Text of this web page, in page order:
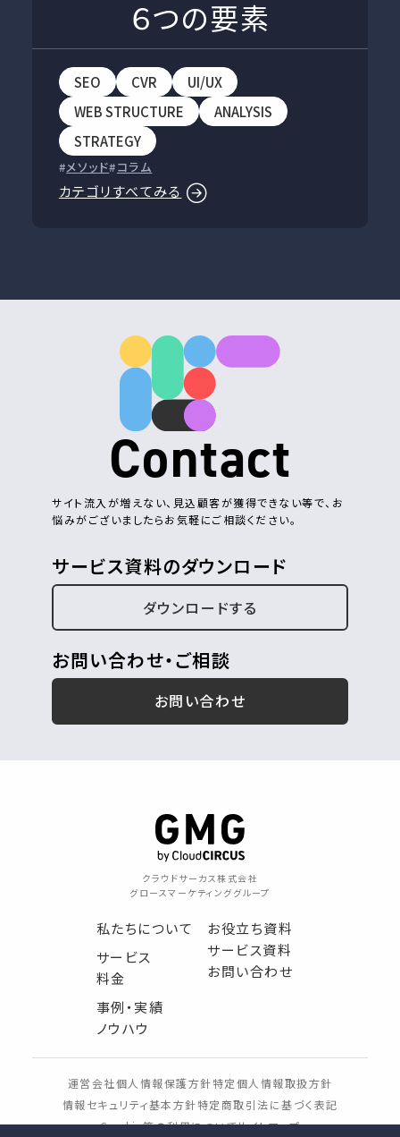
６つの要素
SEO CVR
UI/UX
WEB STRUCTURE
ANALYSIS
STRATEGY
メソッド コラム
カテゴリすべてみる
Contact
サイト流入が増えない、見込顧客が獲得できない等で、お
悩みがございましたらお気軽にご相談ください。
サービス資料のダウンロード
ダウンロードする
お問い合わせ・ご相談
お問い合わせ
クラウドサーカス株式会社
グロースマーケティンググループ
私たちについて
サービス
料金
事例・実績
ノウハウ
お役立ち資料
サービス資料
お問い合わせ
運営会社個人情報保護方針特定個人情報取扱方針
情報セキュリティ基本方針特定商取引法に基づく表記
Cookie等の利用についてサイトマップ